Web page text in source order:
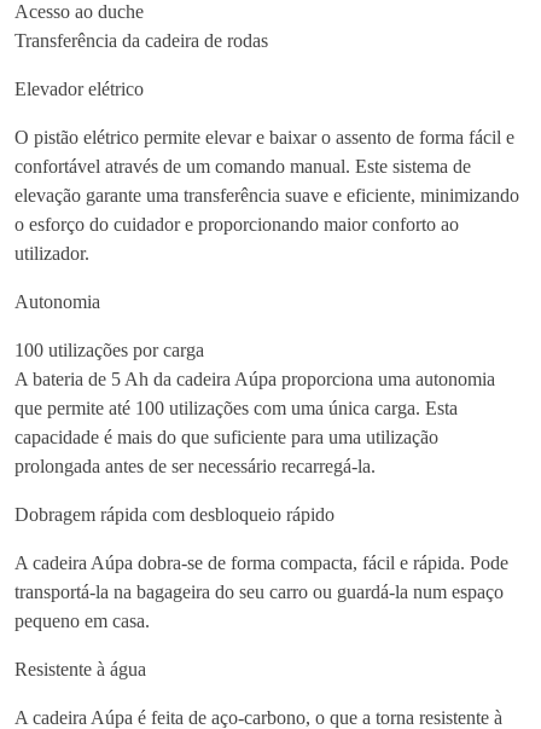
r
e
c
i
a
G
r
u
E
e
t
r
c
a
u
p
a
h
a
Acesso ao duche
Transferência da cadeira de rodas
Elevador elétrico
O pistão elétrico permite elevar e baixar o assento de forma fácil e
confortável através de um comando manual. Este sistema de
elevação garante uma transferência suave e eficiente, minimizando
o esforço do cuidador e proporcionando maior conforto ao
utilizador.
Autonomia
100 utilizações por carga
A bateria de 5 Ah da cadeira Aúpa proporciona uma autonomia
que permite até 100 utilizações com uma única carga. Esta
capacidade é mais do que suficiente para uma utilização
prolongada antes de ser necessário recarregá-la.
Dobragem rápida com desbloqueio rápido
A cadeira Aúpa dobra-se de forma compacta, fácil e rápida. Pode
transportá-la na bagageira do seu carro ou guardá-la num espaço
pequeno em casa.
Resistente à água
A cadeira Aúpa é feita de aço-carbono, o que a torna resistente à